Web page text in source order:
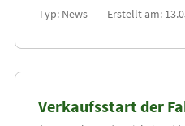
Typ: News Erstellt am:
Verkaufsstart der